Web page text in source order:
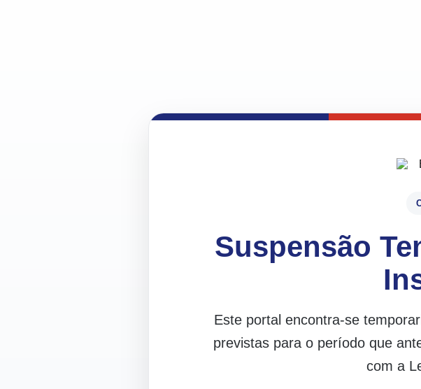
Suspensão
Este portal encontra-se
previstas para o período que
com a